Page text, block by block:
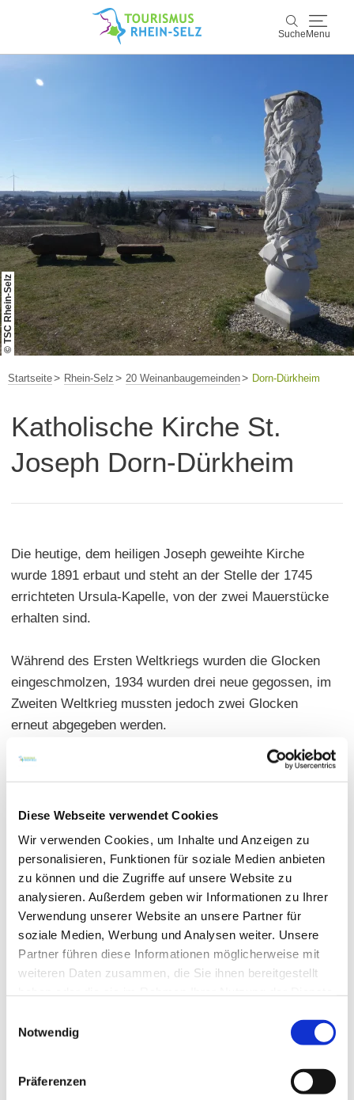
Diese Webseite verwendet Cookies
Wir verwenden Cookies, um Inhalte und Anzeigen zu
personalisieren, Funktionen für soziale Medien anbieten
zu können und die Zugriffe auf unsere Website zu
analysieren. Außerdem geben wir Informationen zu Ihrer
Verwendung unserer Website an unsere Partner für
soziale Medien, Werbung und Analysen weiter. Unsere
Partner führen diese Informationen möglicherweise mit
weiteren Daten zusammen, die Sie ihnen bereitgestellt
Notwendig
Präferenzen
Suche Menu
Kultur & Events
Buchen & Service
© TSC Rhein-Selz
Startseite Rhein-Selz 20 Weinanbaugemeinden Dorn-Dürkheim
Katholische Kirche St.
Joseph Dorn-Dürkheim
Die heutige, dem heiligen Joseph geweihte Kirche
wurde 1891 erbaut und steht an der Stelle der 1745
errichteten Ursula-Kapelle, von der zwei Mauerstücke
erhalten sind.
Während des Ersten Weltkriegs wurden die Glocken
eingeschmolzen, 1934 wurden drei neue gegossen, im
Zweiten Weltkrieg mussten jedoch zwei Glocken
erneut abgegeben werden.
1965 wurde die Kirche umfassend restauriert und
Rosette über dem Altar im Chorraum, die den Guten
Sie stammt vom Kunstmaler Heinz Hindorf, dem
Schöpfer der weithin bekannten Kirchenfenster im
Westchor der Katharinenkirche Oppenheim. Die
spätgotische Kanzel von ca. 1500 ist ein
kunsthistorisches Juwel der Kirche.